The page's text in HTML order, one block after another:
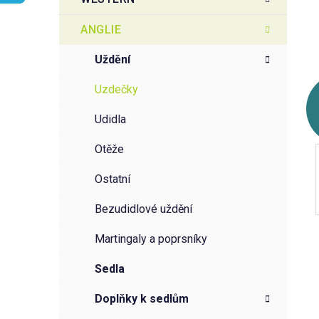
n
ANGLIE
uždění
uzdečky
udidla
otěže
ostatní
bezudidlové uždění
martingaly a poprsníky
sedla
doplňky k sedlům